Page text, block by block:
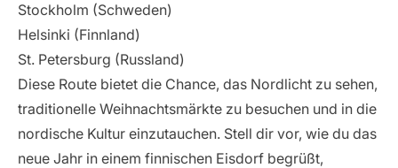
Stockholm (Schweden)
Helsinki (Finnland)
St. Petersburg (Russland)
Diese Route bietet die Chance, das Nordlicht zu sehen,
traditionelle Weihnachtsmärkte zu besuchen und in die
nordische Kultur einzutauchen. Stell dir vor, wie du das
neue Jahr in einem finnischen Eisdorf begrüßt,